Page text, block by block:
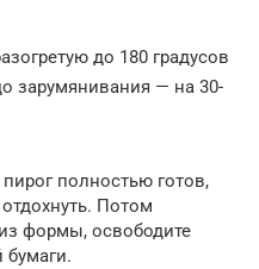
до 180 градусов
зарумянивания — на 30-
полностью готов,
Потом
формы, освободите
бумаги.